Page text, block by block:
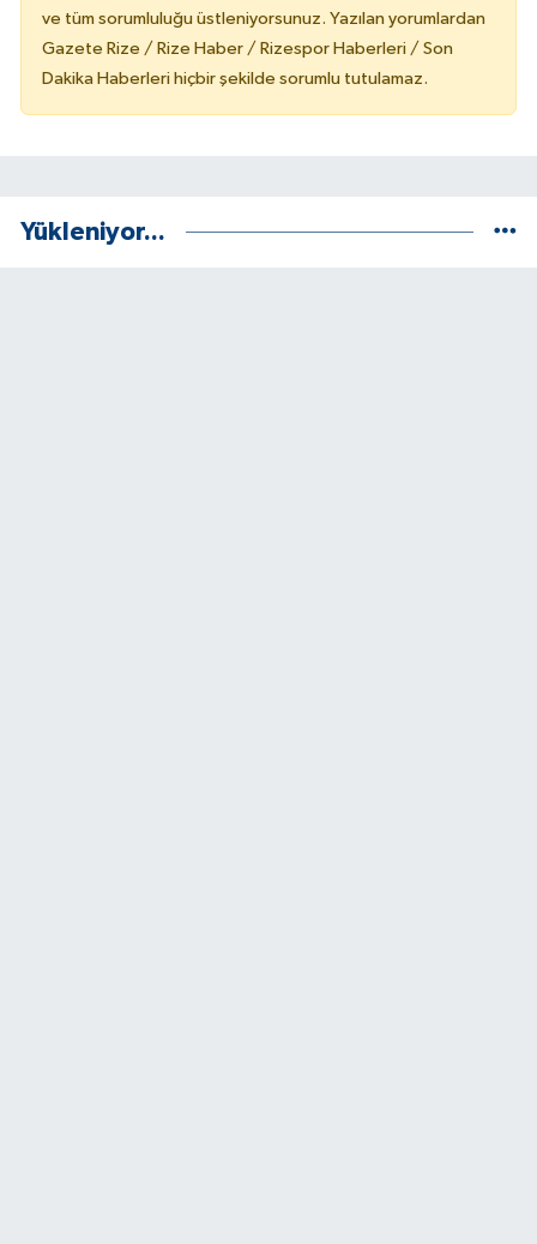
ve tüm sorumluluğu üstleniyorsunuz. Yazılan yorumlardan
Gazete Rize / Rize Haber / Rizespor Haberleri / Son
Dakika Haberleri hiçbir şekilde sorumlu tutulamaz.
Yükleniyor...